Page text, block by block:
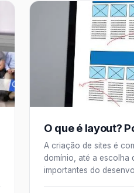
O que é layout?
A criação de sites é
domínio, até a escolha
importantes do